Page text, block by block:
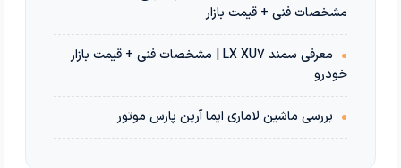
مشخصات فنی + قیمت بازار
•
معرفی سمند LX XU7 | مشخصات فنی + قیمت بازار
خودرو
• بررسی ماشین لاماری ایما آرین پارس موتور